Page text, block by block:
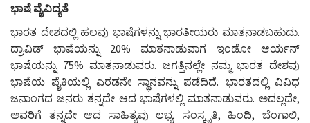
ಭಾಷೆ ವೈವಿದ್ಯತೆ
ಭಾರತ ದೇಶದಲ್ಲಿ ಹಲವು ಭಾಷೆಗಳನ್ನು ಭಾರತೀಯರು ಮಾತನಾಡಬಹುದು.
ದ್ರಾವಿಡ್ ಭಾಷೆಯನ್ನು 20% ಮಾತನಾಡುವಾಗ ಇಂಡೋ ಆರ್ಯನ್
ಭಾಷೆಯನ್ನು 75% ಮಾತನಾಡುವರು. ಜಗತ್ತಿನಲ್ಲೇ ನಮ್ಮ ಭಾರತ ದೇಶವು
ಭಾಷೆಯ ಪೈಕಿಯಲ್ಲಿ ಎರಡನೇ ಸ್ಥಾನವನ್ನು ಪಡೆದಿದೆ. ಭಾರತದಲ್ಲಿ ವಿವಿಧ
ಜನಾಂಗದ ಜನರು ತನ್ನದೇ ಆದ ಭಾಷೆಗಳಲ್ಲಿ ಮಾತನಾಡುವರು. ಅದಲ್ಲದೇ,
ಅವರಿಗೆ ತನ್ನದೇ ಆದ ಸಾಹಿತ್ಯವು ಲಭ್ಯ. ಸಂಸ್ಕೃತಿ, ಹಿಂದಿ, ಬೆಂಗಾಲಿ,